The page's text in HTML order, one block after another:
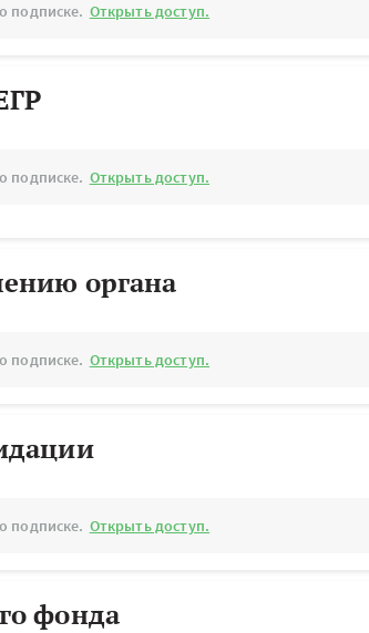
подписке. Открыть доступ.
подписке. Открыть доступ.
органа
подписке. Открыть доступ.
подписке. Открыть доступ.
фонда